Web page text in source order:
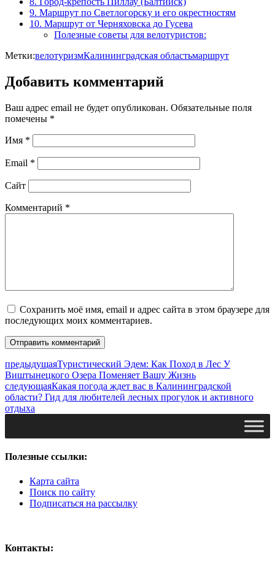
9. Маршрут по Светлогорску и его окрестностям
10. Маршрут от Черняховска до Гусева
Полезные советы для велотуристов:
Метки:велотуризмКалининградская областьмаршрут
Добавить комментарий
Ваш адрес email не будет опубликован. Обязательные поля
помечены *
Имя *
Email *
Сайт
Комментарий *
Сохранить моё имя, email и адрес сайта в этом браузере для
последующих моих комментариев.
предыдущаяТуристический Эдем: Как Поход в Лес У
Виштынецкого Озера Поменяет Вашу Жизнь
следующаяКакая погода ждет вас в Калининградской
области? Гид для любителей лесных прогулок и активного
отдыха
Полезные ссылки:
Карта сайта
Поиск по сайту
Подписаться на рассылку
Контакты: